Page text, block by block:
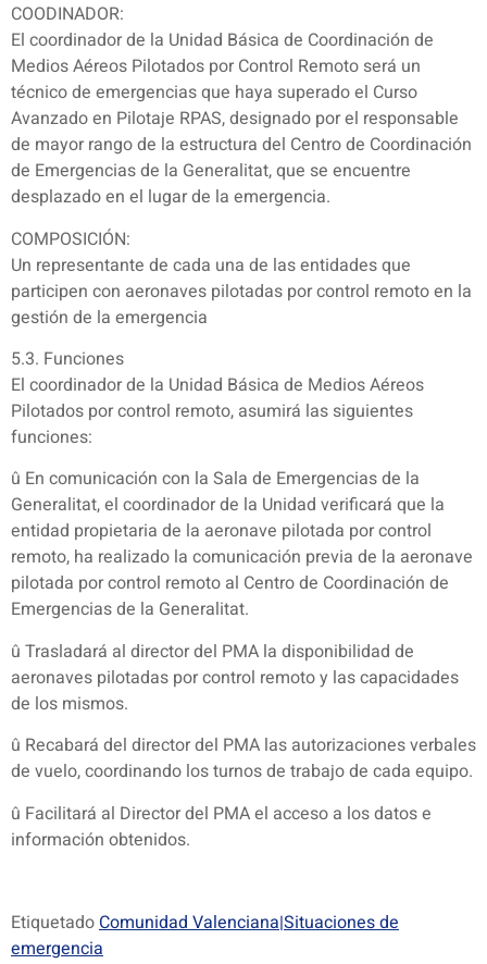
COODINADOR:
El coordinador de la Unidad Básica de Coordinación de
Medios Aéreos Pilotados por Control Remoto será un
técnico de emergencias que haya superado el Curso
Avanzado en Pilotaje RPAS, designado por el responsable
de mayor rango de la estructura del Centro de Coordinación
de Emergencias de la Generalitat, que se encuentre
desplazado en el lugar de la emergencia.
COMPOSICIÓN:
Un representante de cada una de las entidades que
participen con aeronaves pilotadas por control remoto en la
gestión de la emergencia
5.3. Funciones
El coordinador de la Unidad Básica de Medios Aéreos
Pilotados por control remoto, asumirá las siguientes
funciones:
û En comunicación con la Sala de Emergencias de la
Generalitat, el coordinador de la Unidad verificará que la
entidad propietaria de la aeronave pilotada por control
remoto, ha realizado la comunicación previa de la aeronave
pilotada por control remoto al Centro de Coordinación de
Emergencias de la Generalitat.
û Trasladará al director del PMA la disponibilidad de
aeronaves pilotadas por control remoto y las capacidades
de los mismos.
û Recabará del director del PMA las autorizaciones verbales
de vuelo, coordinando los turnos de trabajo de cada equipo.
û Facilitará al Director del PMA el acceso a los datos e
información obtenidos.
EtiquetadoComunidad Valenciana|Situaciones de
emergencia